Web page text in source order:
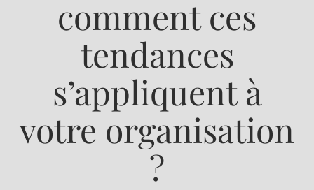
comment ces
tendances
s’appliquent à
votre organisation
?